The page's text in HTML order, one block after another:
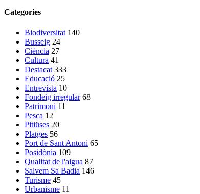
Categories
Biodiversitat 140
Busseig 24
Ciència 27
Cultura 41
Destacat 333
Educació 25
Entrevista 10
Fondeig irregular 68
Patrimoni 11
Pesca 12
Pitiüses 20
Platges 56
Port de Sant Antoni 65
Posidònia 109
Qualitat de l'aigua 87
Salvem Sa Badia 146
Turisme 45
Urbanisme 11